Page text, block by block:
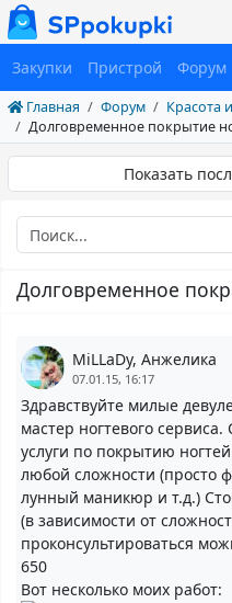
Закупки Пристрой Форум
Главная Форум
Красота
Долговременное покрытие
Показать
Долговременное
MiLLaDy, Анжелика
07.01.15, 16:17
Здравствуйте милые
мастер ногтевого
услуги по покрытию
любой сложности (просто
лунный маникюр и т.д.)
(в зависимости от
проконсультироваться
650
Вот несколько моих работ: